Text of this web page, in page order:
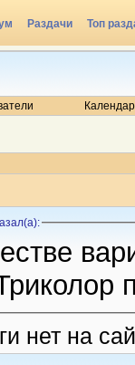
Раздачи Топ
нет на